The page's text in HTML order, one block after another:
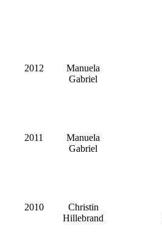
2012
Manuela
Gabriel
2011
Manuela
Gabriel
2010
Christin
Hillebrand